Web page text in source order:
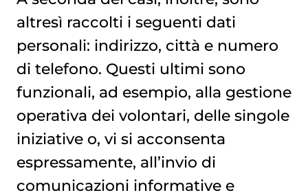
altresì raccolti i seguenti dati
personali: indirizzo, città e numero
di telefono. Questi ultimi sono
funzionali, ad esempio, alla gestione
operativa dei volontari, delle singole
iniziative o, vi si acconsenta
espressamente, all’invio di
comunicazioni informative e